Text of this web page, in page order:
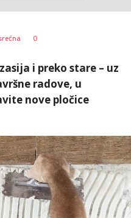
0
i preko stare – uz
radove, u
nove pločice